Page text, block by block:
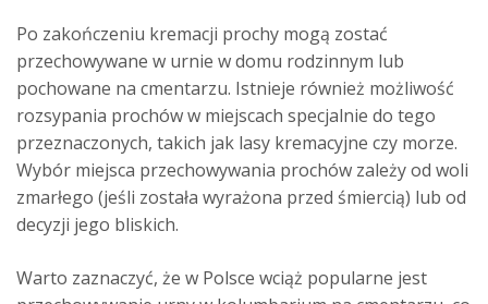
Po zakończeniu kremacji prochy mogą zostać
przechowywane w urnie w domu rodzinnym lub
pochowane na cmentarzu. Istnieje również możliwość
rozsypania prochów w miejscach specjalnie do tego
przeznaczonych, takich jak lasy kremacyjne czy morze.
Wybór miejsca przechowywania prochów zależy od woli
zmarłego (jeśli została wyrażona przed śmiercią) lub od
decyzji jego bliskich.
Warto zaznaczyć, że w Polsce wciąż popularne jest